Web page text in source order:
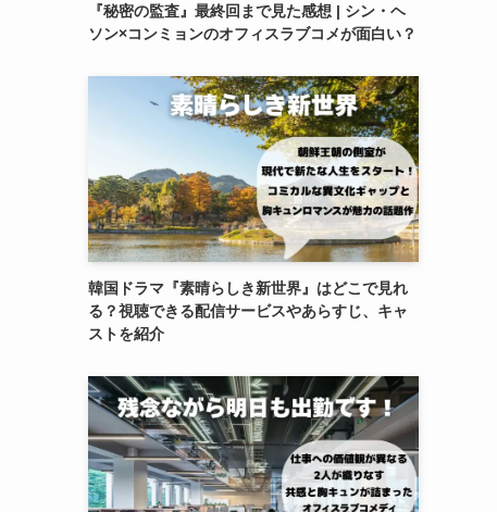
『秘密の監査』最終回まで見た感想 | シン・ヘ
ソン×コンミョンのオフィスラブコメが面白い？
韓国ドラマ『素晴らしき新世界』はどこで見れ
る？視聴できる配信サービスやあらすじ、キャ
ストを紹介